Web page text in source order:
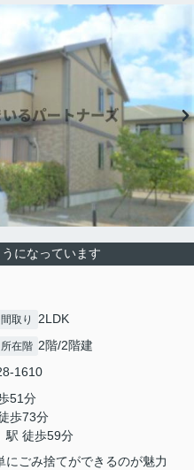
うになっています
間取り 2LDK
所在階 2階/2階建
1610
51分
歩73分
駅 徒歩59分
ごみ捨てができるのが魅力